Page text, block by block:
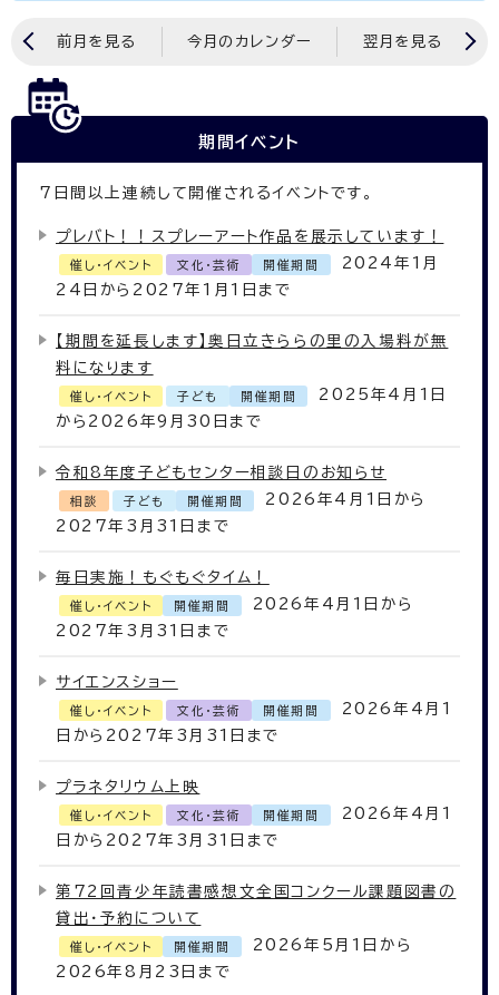
前月を見る 今月のカレンダー 翌月を見る
期間イベント
7 日間以上連続して開催されるイベントです。
プレバト！！スプレーアート作品を展示しています！
催し・イベント 文化・芸術 開催期間
2024年1月
24日から2027年1月1日まで
【期間を延長します】奥日立きららの里の入場料が無
料になります
催し・イベント 子ども 開催期間
2025年4月1日
から2026年9月30日まで
令和8年度子どもセンター相談日のお知らせ
相談 子ども 開催期間
2026年4月1日から
2027年3月31日まで
毎日実施！もぐもぐタイム！
催し・イベント 開催期間
2026年4月1日から
2027年3月31日まで
サイエンスショー
催し・イベント 文化・芸術 開催期間
2026年4月1
日から2027年3月31日まで
プラネタリウム上映
催し・イベント 文化・芸術 開催期間
2026年4月1
日から2027年3月31日まで
第72回青少年読書感想文全国コンクール課題図書の
貸出・予約について
催し・イベント 開催期間
2026年5月1日から
2026年8月23日まで